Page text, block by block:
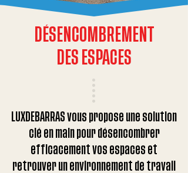
DÉSENCOMBREMENT
DES ESPACES
LUXDEBARRAS vous propose une solution
clé en main pour désencombrer
efficacement vos espaces et
retrouver un environnement de travail